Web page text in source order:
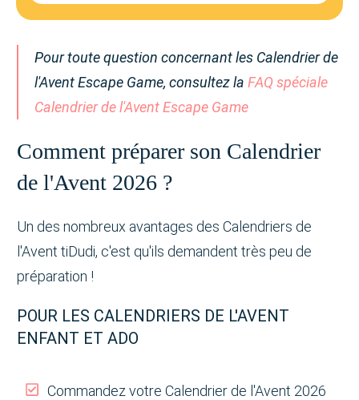
Pour toute question concernant les Calendrier de
l'Avent Escape Game, consultez la FAQ spéciale
Calendrier de l'Avent Escape Game
Comment préparer son Calendrier
de l'Avent 2026 ?
Un des nombreux avantages des Calendriers de
l'Avent tiDudi, c'est qu'ils demandent très peu de
préparation !
POUR LES CALENDRIERS DE L'AVENT
ENFANT ET ADO
Commandez votre Calendrier de l'Avent 2026